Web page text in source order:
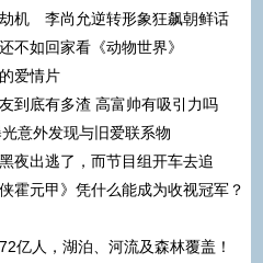
机 李尚允逆转形象狂飙朝鲜话
不如回家看《动物世界》
爱情片
到底有多渣 高富帅有吸引力吗
意外发现与旧爱联系物
夜出逃了，而节目组开车去追
霍元甲》凭什么能成为收视冠军？
亿人，湖泊、河流及森林覆盖！